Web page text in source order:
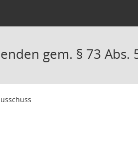
gem. § 73 Abs.